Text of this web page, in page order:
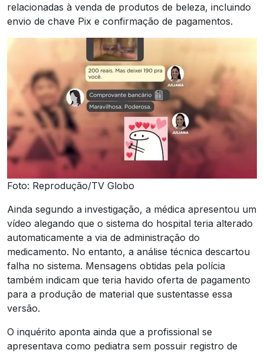
relacionadas à venda de produtos de beleza, incluindo
envio de chave Pix e confirmação de pagamentos.
Foto: Reprodução/TV Globo
Ainda segundo a investigação, a médica apresentou um
vídeo alegando que o sistema do hospital teria alterado
automaticamente a via de administração do
medicamento. No entanto, a análise técnica descartou
falha no sistema. Mensagens obtidas pela polícia
também indicam que teria havido oferta de pagamento
para a produção de material que sustentasse essa
versão.
O inquérito aponta ainda que a profissional se
apresentava como pediatra sem possuir registro de